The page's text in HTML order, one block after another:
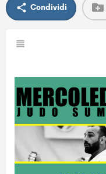
Condividi